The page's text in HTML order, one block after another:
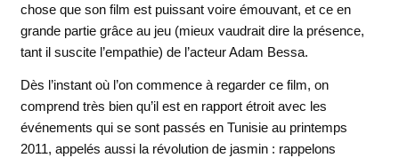
chose que son film est puissant voire émouvant, et ce en
grande partie grâce au jeu (mieux vaudrait dire la présence,
tant il suscite l’empathie) de l’acteur Adam Bessa.
Dès l’instant où l’on commence à regarder ce film, on
comprend très bien qu’il est en rapport étroit avec les
événements qui se sont passés en Tunisie au printemps
2011, appelés aussi la révolution de jasmin : rappelons